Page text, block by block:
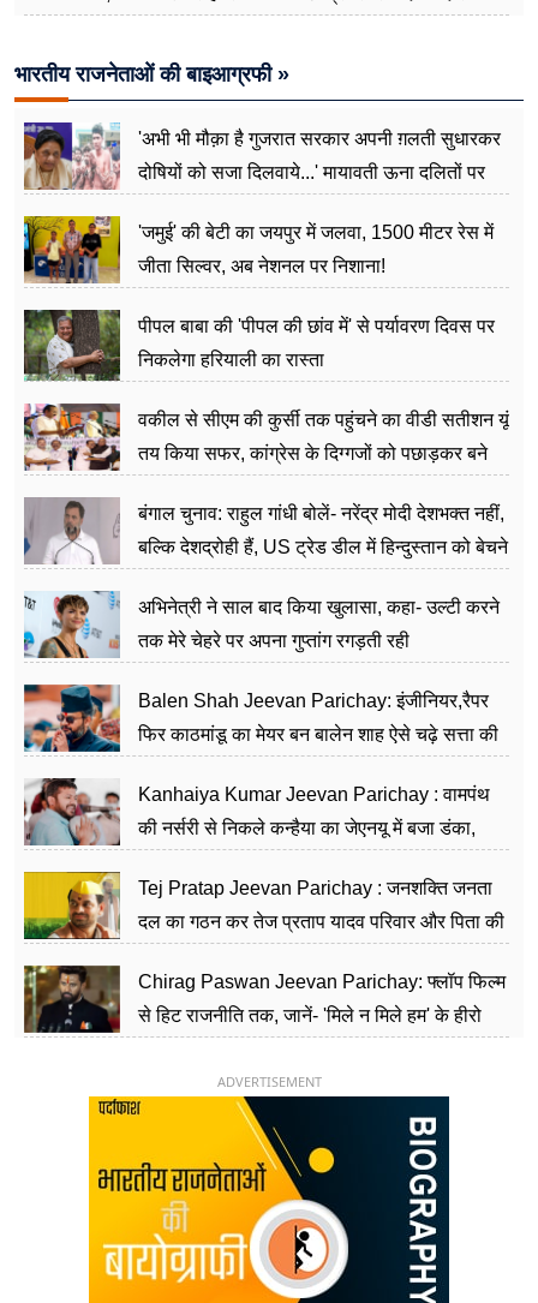
भारतीय राजनेताओं की बाइआग्रफी »
'अभी भी मौक़ा है गुजरात सरकार अपनी ग़लती सुधारकर
दोषियों को सजा दिलवाये...' मायावती ऊना दलितों पर
'जमुई' की बेटी का जयपुर में जलवा, 1500 मीटर रेस में
जीता सिल्वर, अब नेशनल पर निशाना!
पीपल बाबा की 'पीपल की छांव में' से पर्यावरण दिवस पर
निकलेगा हरियाली का रास्ता
वकील से सीएम की कुर्सी तक पहुंचने का वीडी सतीशन यूं
तय किया सफर, कांग्रेस के दिग्गजों को पछाड़कर बने
बंगाल चुनाव: राहुल गांधी बोलें- नरेंद्र मोदी देशभक्त नहीं,
बल्कि देशद्रोही हैं, US ट्रेड डील में हिन्दुस्तान को बेचने
अभिनेत्री ने साल बाद किया खुलासा, कहा- उल्टी करने
तक मेरे चेहरे पर अपना गुप्तांग रगड़ती रही
Balen Shah Jeevan Parichay: इंजीनियर,रैपर
फिर काठमांडू का मेयर बन बालेन शाह ऐसे चढ़े सत्ता की
Kanhaiya Kumar Jeevan Parichay : वामपंथ
की नर्सरी से निकले कन्हैया का जेएनयू में बजा डंका,
Tej Pratap Jeevan Parichay : जनशक्ति जनता
दल का गठन कर तेज प्रताप यादव परिवार और पिता की
Chirag Paswan Jeevan Parichay: फ्लॉप फिल्म
से हिट राजनीति तक, जानें- 'मिले न मिले हम' के हीरो
ADVERTISEMENT